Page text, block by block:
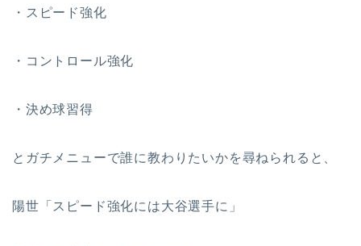
・スピード強化
・コントロール強化
・決め球習得
とガチメニューで誰に教わりたいかを尋ねられると、
陽世「スピード強化には大谷選手に」